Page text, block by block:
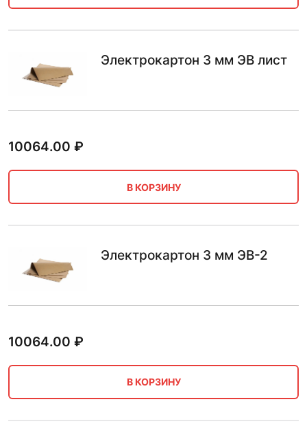
Электрокартон 3 мм ЭВ лист
10064.00 ₽
В КОРЗИНУ
Электрокартон 3 мм ЭВ-2
10064.00 ₽
В КОРЗИНУ